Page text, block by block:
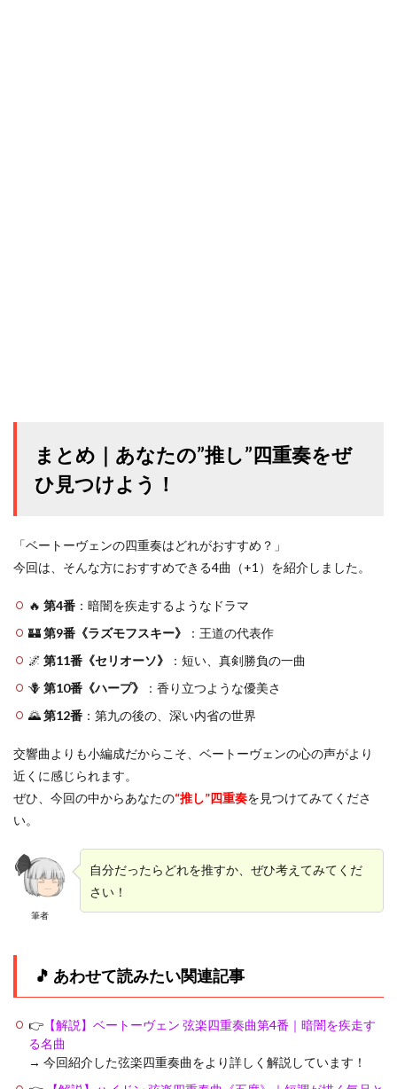
まとめ｜あなたの”推し”四重奏をぜ
ひ見つけよう！
「ベートーヴェンの四重奏はどれがおすすめ？」
今回は、そんな方におすすめできる4曲（+1）を紹介しました。
🔥 第4番 ：暗闇を疾走するようなドラマ
🏰第9番《ラズモフスキー》
：王道の代表作
🌌 第11番《セリオーソ》
：短い、真剣勝負の一曲
🪻 第10番《ハープ》
：香り立つような優美さ
🌄第12番 ：第九の後の、深い内省の世界
交響曲よりも小編成だからこそ、ベートーヴェンの心の声がより
近くに感じられます。
ぜひ、今回の中からあなたの“推し”四重奏を見つけてみてくださ
い。
筆者
自分だったらどれを推すか、ぜひ考えてみてくだ
さい！
🎵 あわせて読みたい関連記事
👉 【解説】ベートーヴェン 弦楽四重奏曲第4番｜暗闇を疾走す
る名曲
→ 今回紹介した弦楽四重奏曲をより詳しく解説しています！